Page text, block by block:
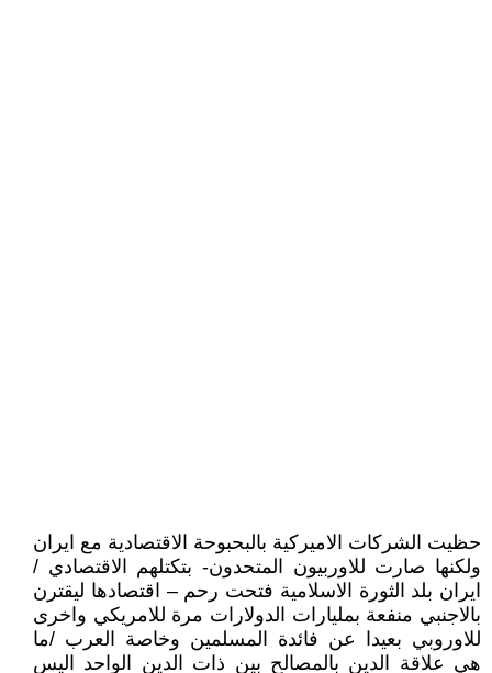
حظيت الشركات الاميركية بالبحبوحة الاقتصادية مع ايران
ولكنها صارت للاوربيون المتحدون- بتكتلهم الاقتصادي /
ايران بلد الثورة الاسلامية فتحت رحم – اقتصادها ليقترن
بالاجنبي منفعة بمليارات الدولارات مرة للامريكي واخرى
للاوروبي بعيدا عن فائدة المسلمين وخاصة العرب /ما
هي علاقة الدين بالمصالح بين ذات الدين الواحد اليس